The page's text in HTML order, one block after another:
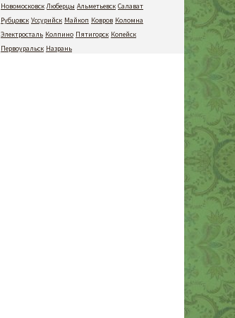
Новомосковск Люберцы Альметьевск Салават
Рубцовск Уссурийск Майкоп Ковров Коломна
Электросталь Колпино Пятигорск Копейск
Первоуральск Назрань